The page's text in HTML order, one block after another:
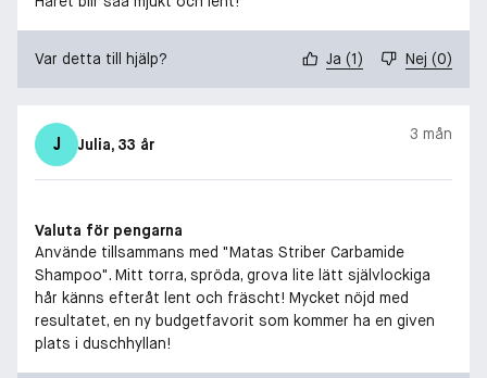
Var detta till hjälp? Ja (1) Nej (0)
J Julia, 33 år
3 mån
Valuta för pengarna
Använde tillsammans med "Matas Striber Carbamide
Shampoo". Mitt torra, spröda, grova lite lätt självlockiga
hår känns efteråt lent och fräscht! Mycket nöjd med
resultatet, en ny budgetfavorit som kommer ha en given
plats i duschhyllan!